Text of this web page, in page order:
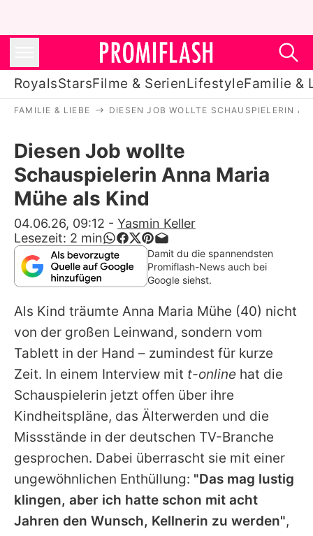
RoyalsStarsFilme & SerienLifestyleFamilie &
Stars
Filme & Serien
Lifestyle
Familie & Liebe
Promiflash Exklusiv
Alle Themen auf Promiflash
Jobs
App runterladen
Team
Redaktionelle Richtlinien
Impressum
Datenschutzerklärung
Nutzungsbedingungen
FAMILIE & LIEBE DIESEN JOB WOLLTE SCHAUSPIELERIN
Diesen Job wollte
Schauspielerin Anna Maria
Mühe als Kind
04.06.26, 09:12 - Yasmin Keller
Lesezeit: 2 min
Damit du die spannendsten
Promiflash-News auch bei
Google siehst.
Als Kind träumte Anna Maria Mühe (40) nicht
von der großen Leinwand, sondern vom
Tablett in der Hand – zumindest für kurze
Zeit. In einem Interview mit t-online hat die
Schauspielerin jetzt offen über ihre
Kindheitspläne, das Älterwerden und die
Missstände in der deutschen TV-Branche
gesprochen. Dabei überrascht sie mit einer
ungewöhnlichen Enthüllung: "Das mag lustig
klingen, aber ich hatte schon mit acht
Jahren den Wunsch, Kellnerin zu werden",